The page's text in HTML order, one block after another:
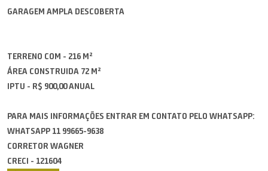
GARAGEM AMPLA DESCOBERTA
TERRENO COM - 216 M²
ÁREA CONSTRUIDA 72 M²
IPTU - R$ 900,00 ANUAL
PARA MAIS INFORMAÇÕES ENTRAR EM CONTATO PELO WHATSAPP:
WHATSAPP 11 99665-9638
CORRETOR WAGNER
CRECI - 121604